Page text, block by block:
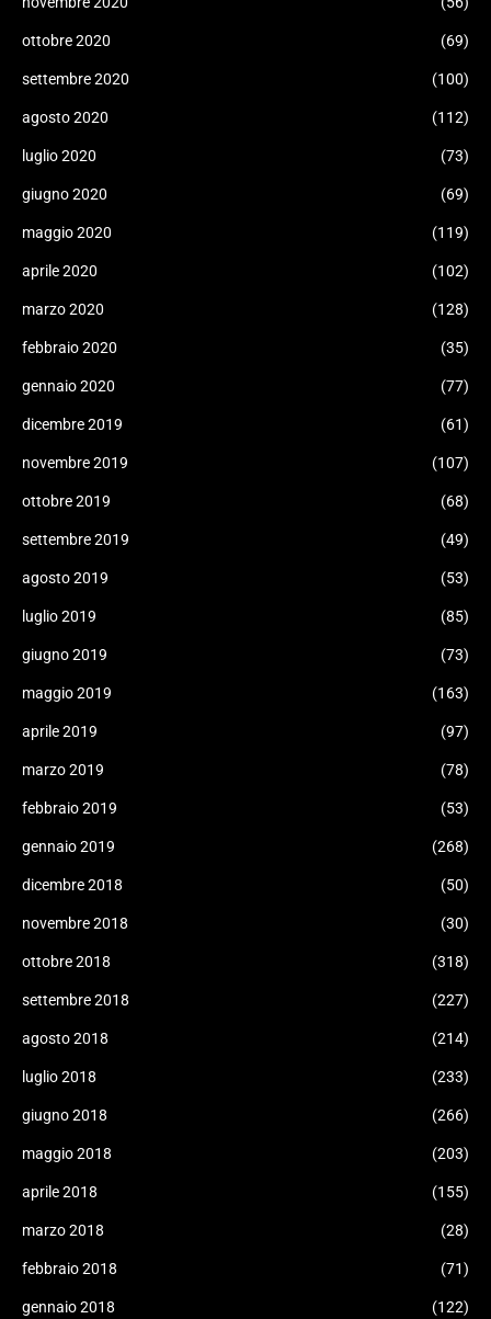
ottobre 2020 (69)
settembre 2020 (100)
agosto 2020 (112)
luglio 2020 (73)
giugno 2020 (69)
maggio 2020 (119)
aprile 2020 (102)
marzo 2020 (128)
febbraio 2020 (35)
gennaio 2020 (77)
dicembre 2019 (61)
novembre 2019 (107)
ottobre 2019 (68)
settembre 2019 (49)
agosto 2019 (53)
luglio 2019 (85)
giugno 2019 (73)
maggio 2019 (163)
aprile 2019 (97)
marzo 2019 (78)
febbraio 2019 (53)
gennaio 2019 (268)
dicembre 2018 (50)
novembre 2018 (30)
ottobre 2018 (318)
settembre 2018 (227)
agosto 2018 (214)
luglio 2018 (233)
giugno 2018 (266)
maggio 2018 (203)
aprile 2018 (155)
marzo 2018 (28)
febbraio 2018 (71)
gennaio 2018 (122)